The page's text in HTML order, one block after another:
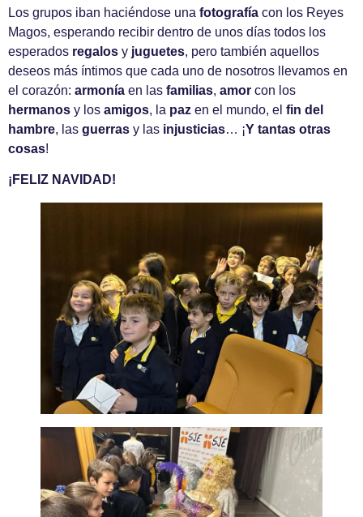
Los grupos iban haciéndose una fotografía con los Reyes
Magos, esperando recibir dentro de unos días todos los
esperados regalos y juguetes, pero también aquellos
deseos más íntimos que cada uno de nosotros llevamos en
el corazón: armonía en las familias, amor con los
hermanos y los amigos, la paz en el mundo, el fin del
hambre, las guerras y las injusticias… ¡Y tantas otras
cosas!
¡FELIZ NAVIDAD!